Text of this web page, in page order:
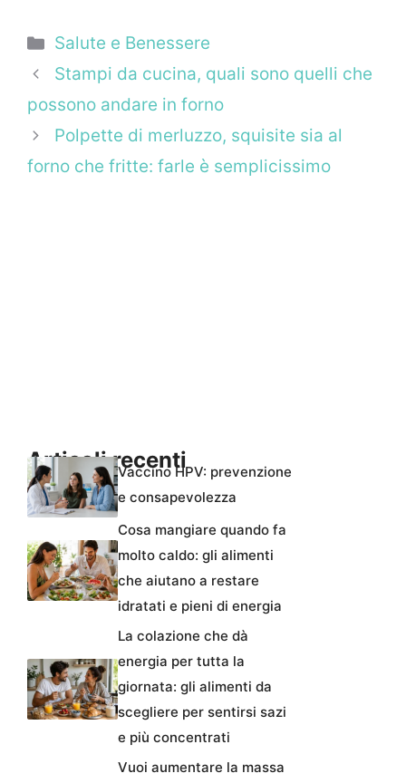
Categorie
Salute e Benessere
Stampi da cucina, quali sono quelli che
possono andare in forno
Polpette di merluzzo, squisite sia al
forno che fritte: farle è semplicissimo
Articoli recentiVaccino HPV: prevenzione
e consapevolezza
Cosa mangiare quando fa
molto caldo: gli alimenti
che aiutano a restare
idratati e pieni di energia
La colazione che dà
energia per tutta la
giornata: gli alimenti da
scegliere per sentirsi sazi
e più concentrati
Vuoi aumentare la massa